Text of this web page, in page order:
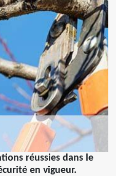
réussies dans le
en vigueur.